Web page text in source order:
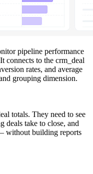
pipeline performance
connects to the crm_deal
rates, and average
grouping dimension.
totals. They need to see
deals take to close, and
without building reports